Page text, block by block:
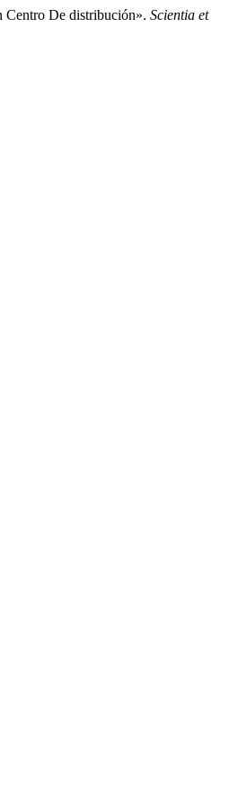
Centro De distribución». Scientia et